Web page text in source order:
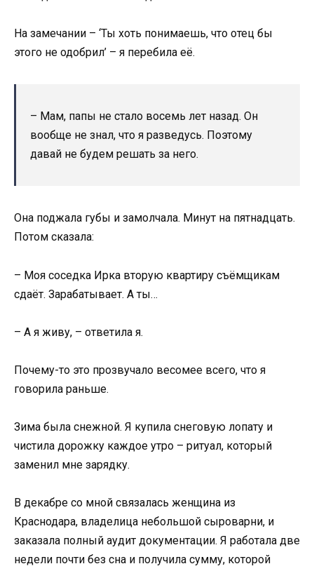
На замечании – ‘Ты хоть понимаешь, что отец бы
этого не одобрил’ – я перебила её.
– Мам, папы не стало восемь лет назад. Он
вообще не знал, что я разведусь. Поэтому
давай не будем решать за него.
Она поджала губы и замолчала. Минут на пятнадцать.
Потом сказала:
– Моя соседка Ирка вторую квартиру съёмщикам
сдаёт. Зарабатывает. А ты…
– А я живу, – ответила я.
Почему-то это прозвучало весомее всего, что я
говорила раньше.
Зима была снежной. Я купила снеговую лопату и
чистила дорожку каждое утро – ритуал, который
заменил мне зарядку.
В декабре со мной связалась женщина из
Краснодара, владелица небольшой сыроварни, и
заказала полный аудит документации. Я работала две
недели почти без сна и получила сумму, которой